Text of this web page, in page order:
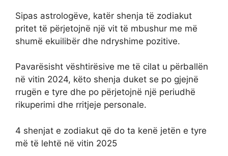
Sipas astrologëve, katër shenja të zodiakut
pritet të përjetojnë një vit të mbushur me më
shumë ekuilibër dhe ndryshime pozitive.
Pavarësisht vështirësive me të cilat u përballën
në vitin 2024, këto shenja duket se po gjejnë
rrugën e tyre dhe po përjetojnë një periudhë
rikuperimi dhe rritjeje personale.
4 shenjat e zodiakut që do ta kenë jetën e tyre
më të lehtë në vitin 2025